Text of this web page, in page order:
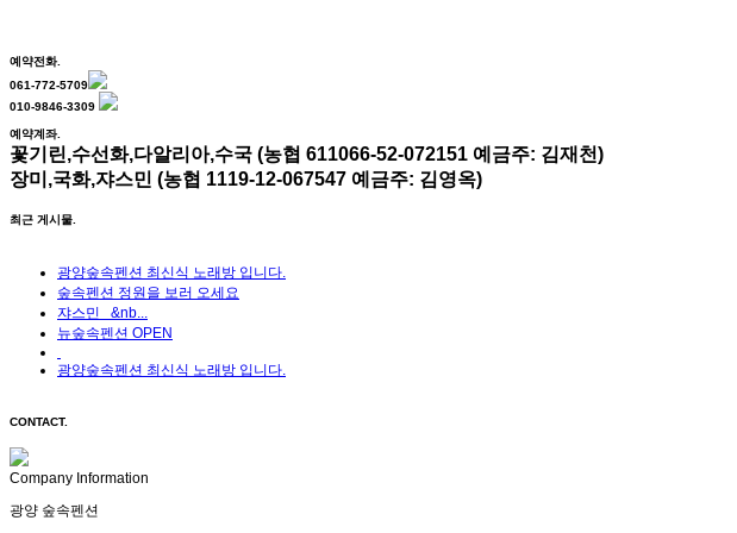
예약전화.
061-772-5709
010-9846-3309
예약계좌.
꽃기린,수선화,다알리아,수국 (농협 611066-52-072151 예금주: 김재천)
장미,국화,쟈스민 (농협 1119-12-067547 예금주: 김영옥)
최근 게시물.
광양숲속펜션 최신식 노래방 입니다.
숲속펜션 정원을 보러 오세요
쟈스민 &nb...
뉴숲속펜션 OPEN
광양숲속펜션 최신식 노래방 입니다.
CONTACT.
Company Information
광양 숲속펜션